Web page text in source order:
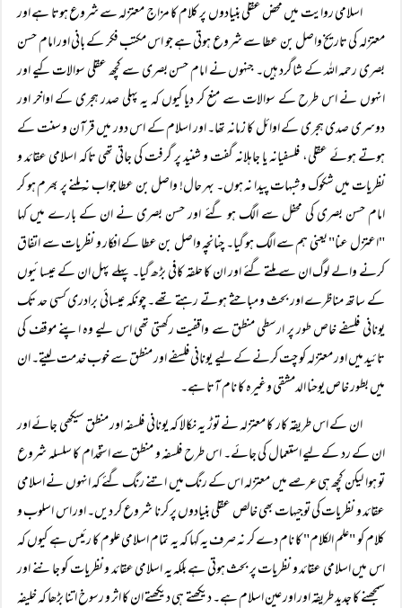
اسلامی روایت میں محض عقلی بنیادوں پر کلام کا مزاج معتزلہ سے شروع ہوتا ہے اور
معتزلہ کی تاریخ واصل بن عطا سے شروع ہوتی ہے جو اس مکتب فکر کے بانی اور امام حسن
بصری رحمہ اللہ کے شاگرد ہیں۔ جنہوں نے امام حسن بصری سے کچھ عقلی سوالات کیے اور
انہوں نے اس طرح کے سوالات سے منع کر دیا کیوں کہ یہ پہلی صدر ہجری کے اواخر اور
دوسری صدی ہجری کے اوائل کا زمانہ تھا۔ اور اسلام کے اس دور میں قرآن و سنت کے
ہوتے ہوئے عقلی، فلسفیانہ یا جاہلانہ گفت و شنید پر گرفت کی جاتی تھی تاکہ اسلامی عقائد و
نظریات میں شکوک و شبہات پیدا نہ ہوں۔ بہر حال! واصل بن عطا جواب نہ ملنے پر بھرم ہو کر
امام حسن بصری کی محفل سے الگ ہو گئے اور حسن بصری نے ان کے بارے میں کہا
"اعتزل عنا" یعنی ہم سے الگ ہو گیا۔ چنانچہ واصل بن عطا کے افکار و نظریات سے اتفاق
کرنے والے لوگ ان سے ملتے گئے اور ان کا حلقہ کافی بڑھ گیا۔ پہلے پہل ان کے عیسائیوں
کے ساتھ مناظرے اور بحث و مباحثے ہوتے رہتے تھے۔ چونکہ عیسائی برادری کسی حد تک
یونانی فلسفے خاص طور پر ارسطی منطق سے واقفیت رکھتی تھی اس لیے وہ اپنے موقف کی
تائید میں اور معتزلہ کو چت کرنے کے لیے یونانی فلسفے اور منطق سے خوب خدمت لیتے۔ ان
میں بطور خاص یوحنا الدمشقی وغیرہ کا نام آتا ہے۔
ان کے اس طریقہ کار کا معتزلہ نے توڑ یہ نکالا کہ یونانی فلسفہ اور منطق سیکھی جائے اور
ان کے رد کے لیے استعمال کی جائے۔ اس طرح فلسفہ و منطق سے استخدام کا سلسلہ شروع
تو ہوا لیکن کچھ ہی عرصے میں معتزلہ اس کے رنگ میں اتنے رنگ گئے کہ انہوں نے اسلامی
عقائد و نظریات کی توجیہات بھی خالص عقلی بنیادوں پر کرنا شروع کر دیں۔ اور اس اسلوب و
کلام کو "علم الکلام" کا نام دے کر نہ صرف یہ کہا کہ یہ تمام اسلامی علوم کا رئیس ہے کیوں کہ
اس میں اسلامی عقائد و نظریات پر بحث ہوتی ہے بلکہ یہ اسلامی عقائد و نظریات کو جاننے اور
سمجھنے کا جدید طریقہ اور اور عین اسلام ہے۔ دیکھتے ہی دیکھتے ان کا اثر و رسوخ اتنا بڑھا کہ خلیفہ